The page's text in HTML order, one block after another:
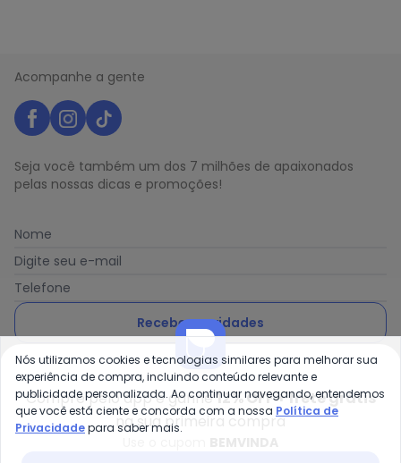
Acompanhe a gente
Seja você também um dos 7 milhões de apaixonados
pelas nossas dicas e promoções!
Nome
Digite seu e-mail
Telefone
Receber novidades
Ao enviar o cadastro, você concorda com a nossa Política
de Privacidade
Compre pelo app e ganhe12% OFF + frete grátis
na sua primeira compra
Nós utilizamos cookies e tecnologias similares para melhorar sua
experiência de compra, incluindo conteúdo relevante e
publicidade personalizada. Ao continuar navegando, entendemos
que você está ciente e concorda com a nossa Política de
Privacidadepara saber mais.